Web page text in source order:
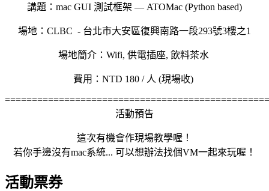
講題： mac GUI 測試框架 — ATOMac (Python based)
場地：CLBC - 台北市大安區復興南路一段293號3樓之1
場地簡介：Wifi, 供電插座, 飲料茶水
費用：NTD 180 / 人 (現場收)
=================================================
活動預告
這次有機會作現場教學喔！
若你手邊沒有mac系統... 可以想辦法找個VM一起來玩喔！
活動票券